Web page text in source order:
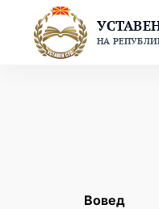
content
НА
Вовед